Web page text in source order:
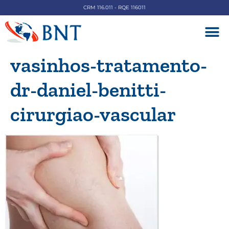
CRM 116.011 - RQE 116011
vasinhos-tratamento-
dr-daniel-benitti-
cirurgiao-vascular